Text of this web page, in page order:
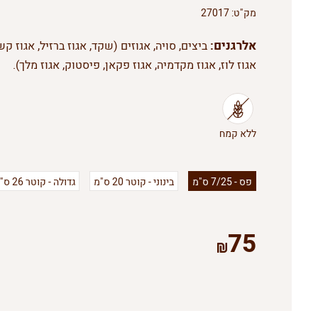
מק"ט:27017
אלרגנים: ביצים, סויה, אגוזים (שקד, אגוז ברזיל, אגוז
אגוז לוז, אגוז מקדמיה, אגוז פקאן, פיסטוק, אגוז מלך).
פס - 7/25 ס"מ בינוני - קוטר 20 ס"מ גדולה - קוטר 26 ס"מ
75